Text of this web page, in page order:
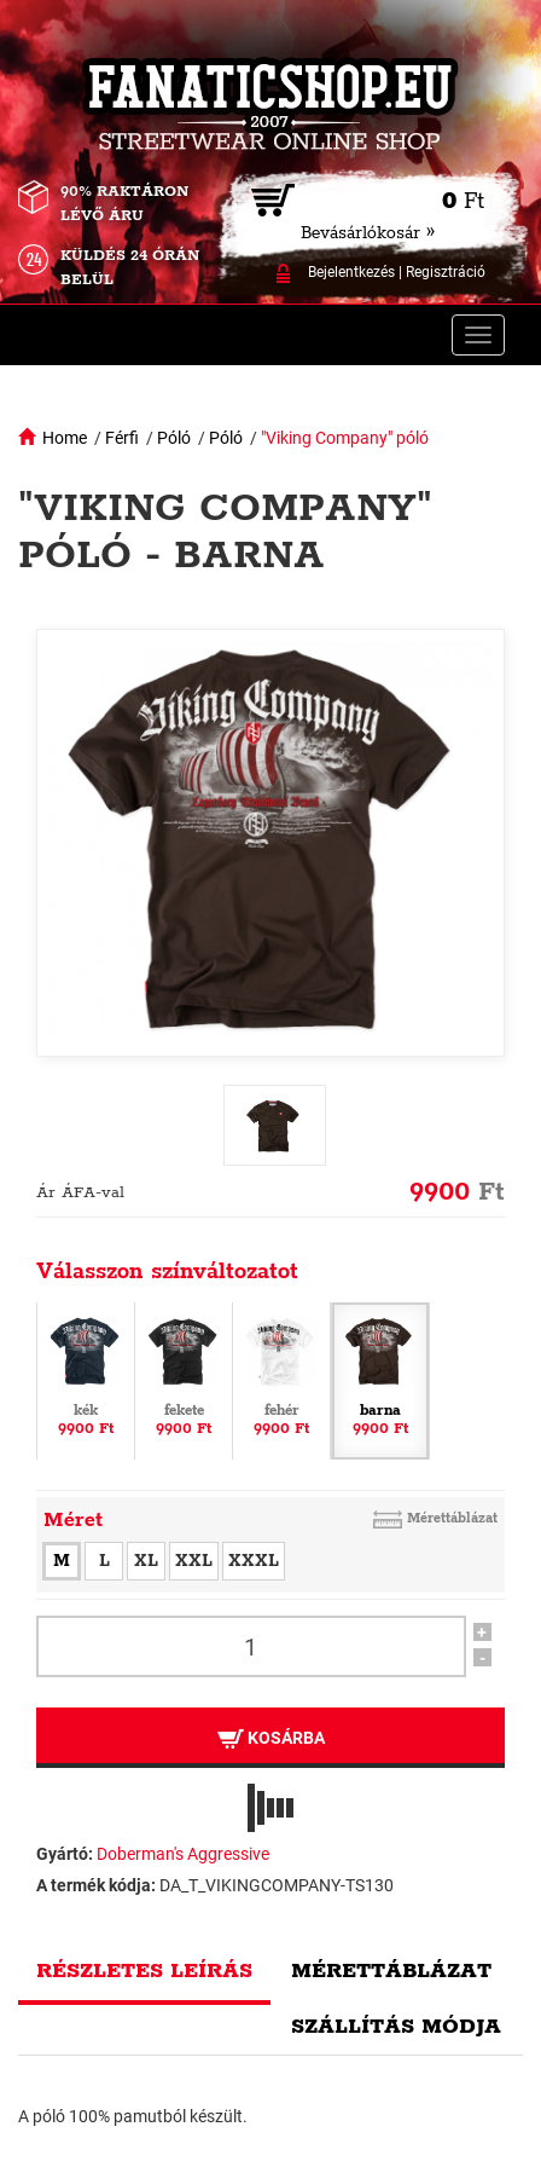
0 Ft
Bevásárlókosár »
Bejelentkezés| Regisztráció
90% RAKTÁRON
LÉVŐ ÁRU
KÜLDÉS 24 ÓRÁN
BELÜL
Toggle
Home / Férfi / Póló / Póló / "Viking Company" póló
"VIKING COMPANY"
PÓLÓ - BARNA
Ár ÁFA-val 9900 Ft
Válasszon színváltozatot
kék
9900 Ft
fekete
9900 Ft
fehér
9900 Ft
barna
9900 Ft
Méret Mérettáblázat
M L XL XXL XXXL
+
-
KOSÁRBA
Gyártó: Doberman's Aggressive
A termék kódja: DA_T_VIKINGCOMPANY-TS130
RÉSZLETES LEÍRÁS MÉRETTÁBLÁZAT
SZÁLLÍTÁS MÓDJA
A póló 100% pamutból készült.